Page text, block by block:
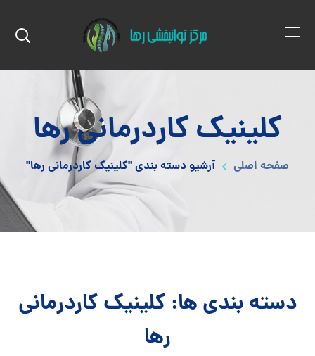
کلینیک کاردرمانی رها
صفحه اصلی آرشیو دسته بندی "کلینیک کاردرمانی رها"
دسته بندی ها: کلینیک کاردرمانی
رها